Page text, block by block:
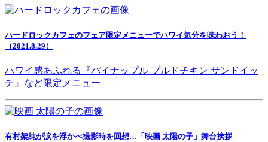
ハードロックカフェのフェア限定メニューでハワイ気分を味わおう！
（2021.8.29）
ハワイ感あふれる『パイナップル プルドチキン サンドイッ
チ』など限定メニュー
有村架純が涙を浮かべ撮影時を回想…「映画 太陽の子」舞台挨拶